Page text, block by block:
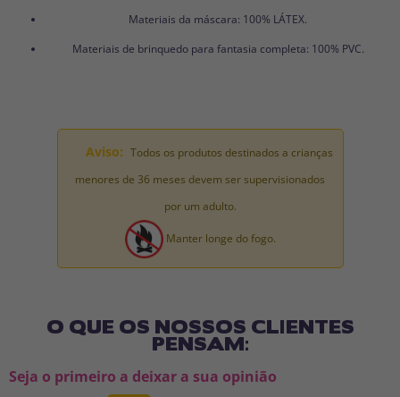
Materiais da máscara: 100% LÁTEX.
Materiais de brinquedo para fantasia completa: 100% PVC.
Aviso: Todos os produtos destinados a crianças
menores de 36 meses devem ser supervisionados
por um adulto.
Manter longe do fogo.
O QUE OS NOSSOS CLIENTES
PENSAM:
Seja o primeiro a deixar a sua opinião